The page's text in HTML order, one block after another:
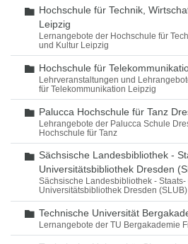
Ordner
Hochschule für Technik,
Leipzig
Lernangebote der Hochschule für
und Kultur Leipzig
Ordner
Hochschule für
Lehrveranstaltungen und
für Telekommunikation Leipzig
Ordner
Palucca Hochschule für Tanz
Lehrangebote der Palucca Schule
Hochschule für Tanz
Ordner
Sächsische Landesbibliothek -
Universitätsbibliothek Dresden
Sächsische Landesbibliothek - Staats-
Universitätsbibliothek Dresden (SLUB)
Ordner
Technische Universität
Lernangebote der TU Bergakademie